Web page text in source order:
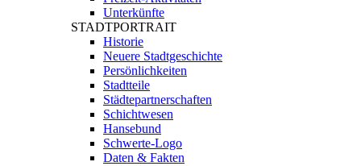
Unterkünfte
STADTPORTRAIT
Historie
Neuere Stadtgeschichte
Persönlichkeiten
Stadtteile
Städtepartnerschaften
Schichtwesen
Hansebund
Schwerte-Logo
Daten & Fakten